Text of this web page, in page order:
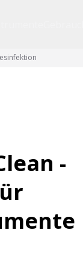
-